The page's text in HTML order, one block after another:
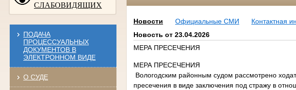
СЛАБОВИДЯЩИХ
ПОДАЧА
ПРОЦЕССУАЛЬНЫХ
ДОКУМЕНТОВ В
ЭЛЕКТРОННОМ ВИДЕ
О СУДЕ
Новости Официальные СМИ Контактная
Новость от 23.04.2026
МЕРА ПРЕСЕЧЕНИЯ
МЕРА ПРЕСЕЧЕНИЯ
Вологодским районным судом рассмотрено
пресечения в виде заключения под стражу в